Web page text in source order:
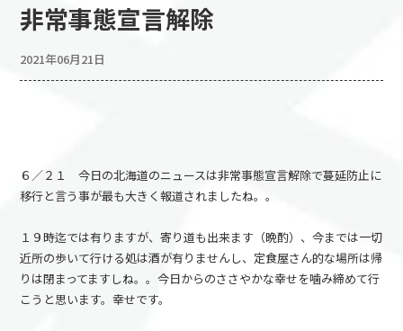
非常事態宣言解除
2021年06月21日
６／２１ 今日の北海道のニュースは非常事態宣言解除で蔓延防止に
移行と言う事が最も大きく報道されましたね。。
１９時迄では有りますが、寄り道も出来ます（晩酌）、今までは一切
近所の歩いて行ける処は酒が有りませんし、定食屋さん的な場所は帰
りは閉まってますしね。。今日からのささやかな幸せを噛み締めて行
こうと思います。幸せです。